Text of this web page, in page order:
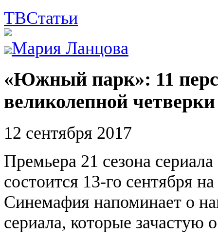
ТВСтатьи
Мария Ланцова
«Южный парк»: 11
великолепной четверки
12 сентября 2017
Премьера 21 сезона
состоится 13-го сентября
Синемафия напоминает о
сериала, которые зачастую